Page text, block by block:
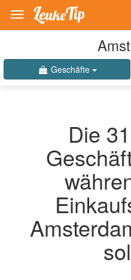
Toggle
navigation
Geschäfte
Die